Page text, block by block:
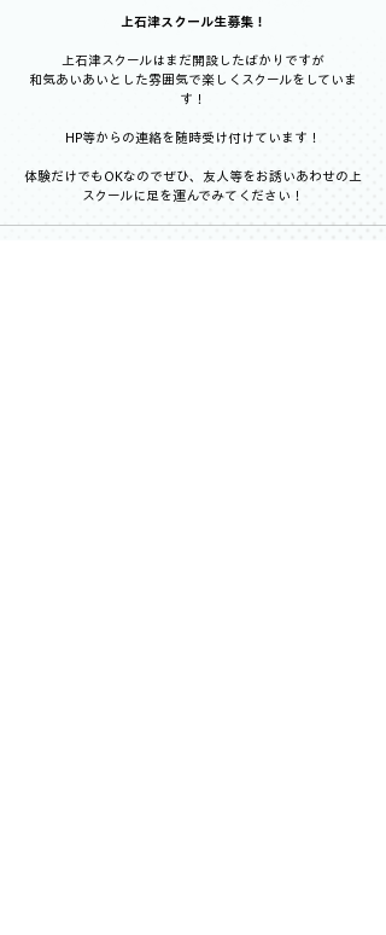
上石津スクール生募集！
上石津スクールはまだ開設したばかりですが
和気あいあいとした雰囲気で楽しくスクールをしていま
す！
HP等からの連絡を随時受け付けています！
体験だけでもOKなのでぜひ、友人等をお誘いあわせの上
スクールに足を運んでみてください！